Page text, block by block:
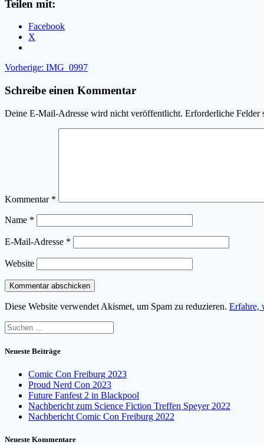
Teilen mit:
Facebook
X
Beitragsnavigation
Vorherige: Vorheriger
IMG_0997
Schreibe einen Kommentar
Deine E-Mail-Adresse wird nicht veröffentlicht. Erforderliche Felder
Kommentar *
Name *
E-Mail-Adresse *
Website
Diese Website verwendet Akismet, um Spam zu reduzieren. Erfahre,
Suchen
nach:
Neueste Beiträge
Comic Con Freiburg 2023
Proud Nerd Con 2023
Future Fanfest 2 in Blackpool
Nachbericht zum Science Fiction Treffen Speyer 2022
Nachbericht Comic Con Freiburg 2022
Neueste Kommentare